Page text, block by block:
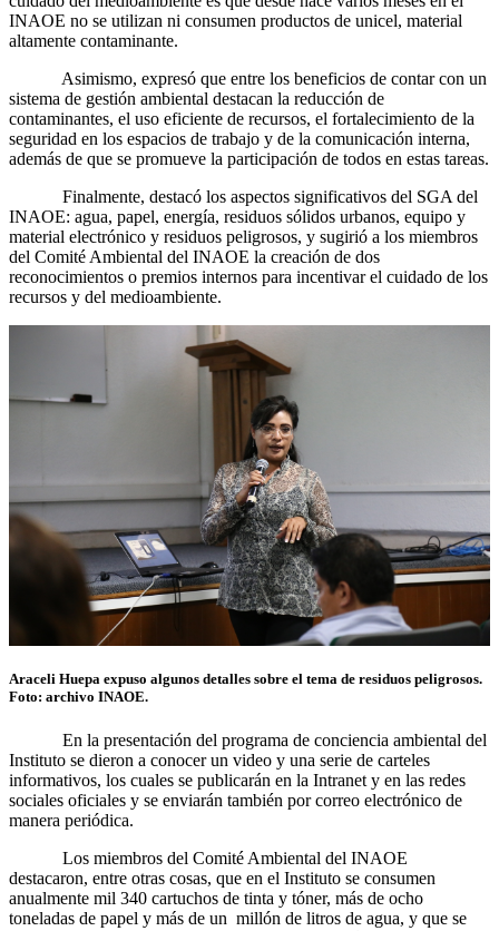
INAOE no se utilizan ni consumen productos de unicel, material
altamente contaminante.
Asimismo, expresó que entre los beneficios de contar con un
sistema de gestión ambiental destacan la reducción de
contaminantes, el uso eficiente de recursos, el fortalecimiento de la
seguridad en los espacios de trabajo y de la comunicación interna,
además de que se promueve la participación de todos en estas tareas.
Finalmente, destacó los aspectos significativos del SGA del
INAOE: agua, papel, energía, residuos sólidos urbanos, equipo y
material electrónico y residuos peligrosos, y sugirió a los miembros
del Comité Ambiental del INAOE la creación de dos
reconocimientos o premios internos para incentivar el cuidado de los
recursos y del medioambiente.
Araceli Huepa expuso algunos detalles sobre el tema de residuos peligrosos.
Foto: archivo INAOE.
En la presentación del programa de conciencia ambiental del
Instituto se dieron a conocer un video y una serie de carteles
informativos, los cuales se publicarán en la Intranet y en las redes
sociales oficiales y se enviarán también por correo electrónico de
manera periódica.
Los miembros del Comité Ambiental del INAOE
destacaron, entre otras cosas, que en el Instituto se consumen
anualmente mil 340 cartuchos de tinta y tóner, más de ocho
toneladas de papel y más de un millón de litros de agua, y que se